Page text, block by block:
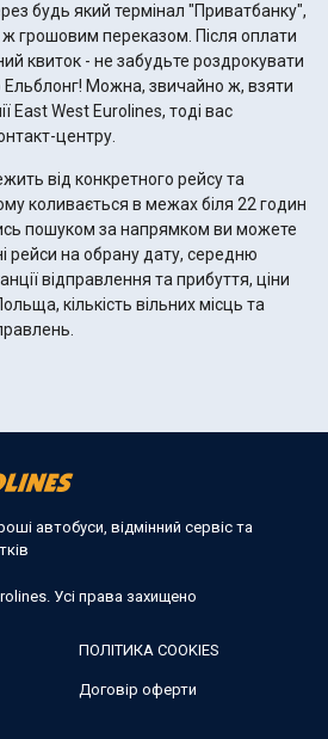
будь який термінал "Приватбанку",
переказом. Після оплати
квиток - не забудьте роздрокувати
Ельблонг! Можна, звичайно ж, взяти
East West Eurolines, тоді вас
центру.
від конкретного рейсу та
коливається в межах біля 22 годин
рейси на обрану дату, середню
відправлення та прибуття, ціни
кількість вільних місць та
автобуси, відмінний сервіс та
Усі права захищено
ПОЛІТИКА COOKIES
Договір оферти